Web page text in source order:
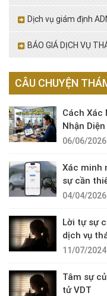
Dịch vụ giám định
BÁO GIÁ DỊCH VỤ
CÂU CHUYỆN
Cách Xác
Nhận
06/06/2026
Xác minh
sự cần
04/04/2026
Lời tự sự
dịch vụ
11/07/2024
Tâm sự
tử VDT